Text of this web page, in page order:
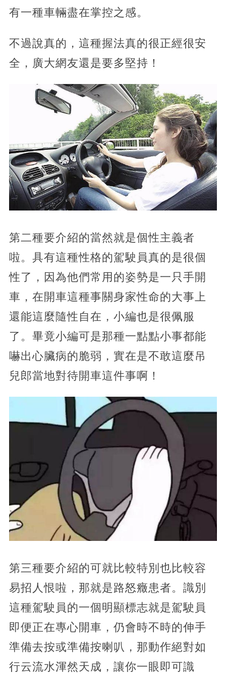
有一種車輛盡在掌控之感。
不過說真的，這種握法真的很正經很安
全，廣大網友還是要多堅持！
​第二種要介紹的當然就是個性主義者
啦。具有這種性格的駕駛員真的是很個
性了，因為他們常用的姿勢是一只手開
車，在開車這種事關身家性命的大事上
還能這麼隨性自在，小編也是很佩服
了。畢竟小編可是那種一點點小事都能
嚇出心臟病的脆弱，實在是不敢這麼吊
兒郎當地對待開車這件事啊！
​第三種要介紹的可就比較特別也比較容
易招人恨啦，那就是路怒癥患者。識別
這種駕駛員的一個明顯標志就是駕駛員
即便正在專心開車，仍會時不時的伸手
準備去按或準備按喇叭，那動作絕對如
行云流水渾然天成，讓你一眼即可識